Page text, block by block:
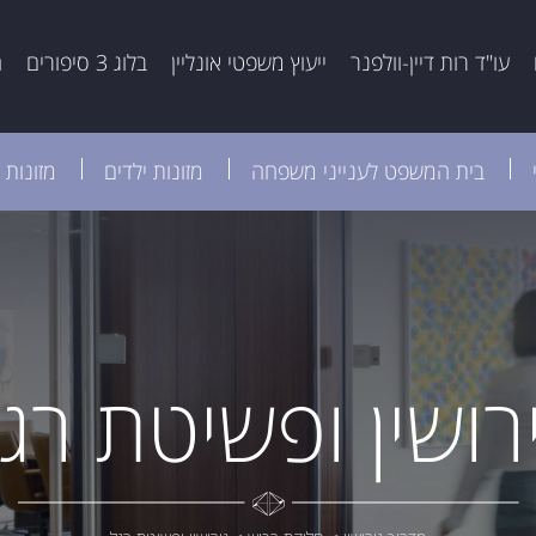
עו"ד רות דיין-וולפנר ייעוץ משפטי אונליין בלוג 3 סיפורים
בית המשפט לענייני משפחה מזונות ילדים
ופשיטת